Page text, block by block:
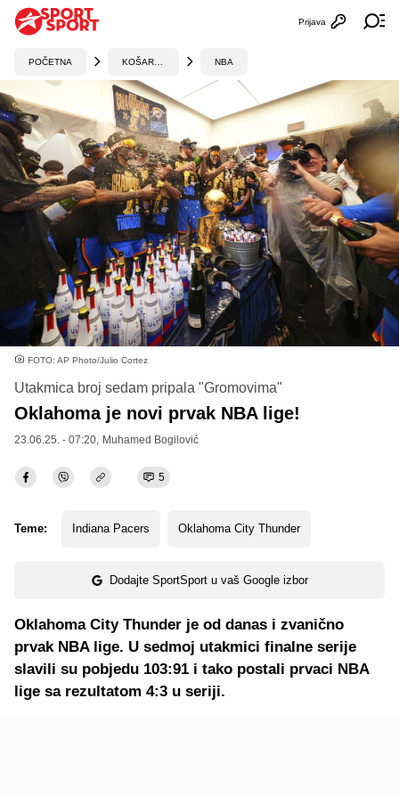
Otvori
Prijava
POČETNA NBA
FOTO: AP Photo/Julio Cortez
Utakmica broj sedam pripala "Gromovima"
Oklahoma je novi prvak NBA lige!
23.06.25. - 07:20, Muhamed Bogilović
5
Teme: Indiana Pacers Oklahoma City Thunder
Dodajte SportSport u vaš Google izbor
Oklahoma City Thunder je od danas i zvanično
prvak NBA lige. U sedmoj utakmici finalne serije
slavili su pobjedu 103:91 i tako postali prvaci NBA
lige sa rezultatom 4:3 u seriji.